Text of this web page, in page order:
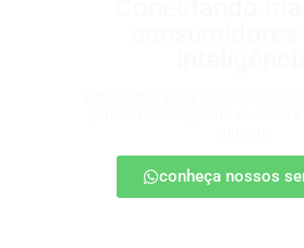
conheça nossos